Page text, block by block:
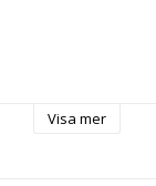
myynti@anglo.fi
Visa mer